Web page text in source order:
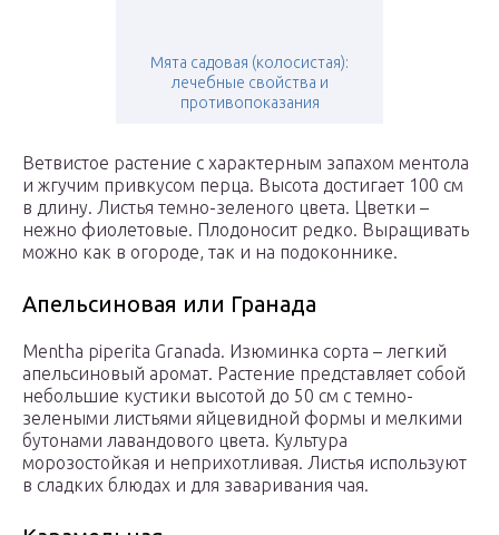
Мята садовая (колосистая):
лечебные свойства и
противопоказания
Ветвистое растение с характерным запахом ментола
и жгучим привкусом перца. Высота достигает 100 см
в длину. Листья темно-зеленого цвета. Цветки –
нежно фиолетовые. Плодоносит редко. Выращивать
можно как в огороде, так и на подоконнике.
Апельсиновая или Гранада
Mentha piperita Granada. Изюминка сорта – легкий
апельсиновый аромат. Растение представляет собой
небольшие кустики высотой до 50 см с темно-
зелеными листьями яйцевидной формы и мелкими
бутонами лавандового цвета. Культура
морозостойкая и неприхотливая. Листья используют
в сладких блюдах и для заваривания чая.